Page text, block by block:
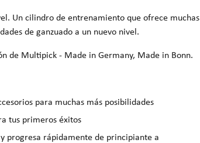
Un cilindro de entrenamiento que ofrece muchas
de ganzuado a un nuevo nivel.
de Multipick - Made in Germany, Made in Bonn.
para muchas más posibilidades
tus primeros éxitos
progresa rápidamente de principiante a